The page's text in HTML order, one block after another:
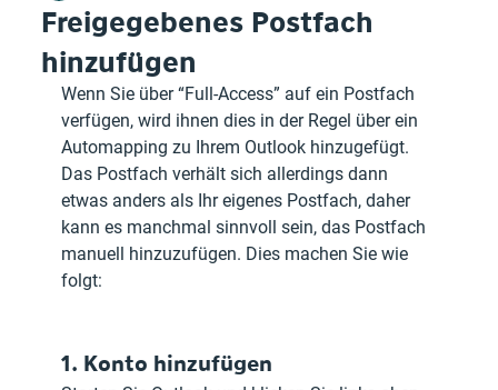
Freigegebenes Postfach
hinzufügen
Wenn Sie über “Full-Access” auf ein Postfach
verfügen, wird ihnen dies in der Regel über ein
Automapping zu Ihrem Outlook hinzugefügt.
Das Postfach verhält sich allerdings dann
etwas anders als Ihr eigenes Postfach, daher
kann es manchmal sinnvoll sein, das Postfach
manuell hinzuzufügen. Dies machen Sie wie
folgt:
1. Konto hinzufügen